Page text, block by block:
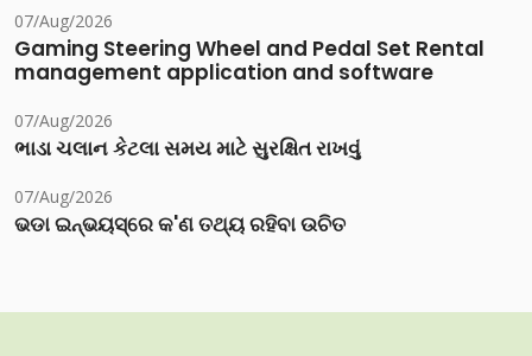
07/Aug/2026
Gaming Steering Wheel and Pedal Set Rental
management application and software
07/Aug/2026
ભાડા ચલાન કેટલા સમય માટે સુરક્ષિત રાખવું
07/Aug/2026
ଭଡା ଇନ୍‌ଭୟସ୍‌ରେ କ'ଣ ତଥ୍ୟ ରହିବା ଉଚିତ